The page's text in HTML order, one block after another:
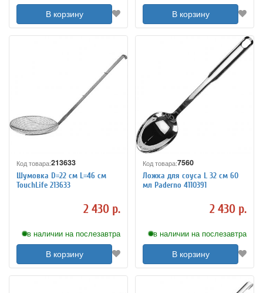
В корзину В корзину
Код товара:213633
Шумовка D=22 см L=46 см
TouchLife 213633
2 430 р.
в наличии на послезавтра
В корзину
Код товара:7560
Ложка для соуса L 32 см 60
мл Paderno 4110391
2 430 р.
в наличии на послезавтра
В корзину